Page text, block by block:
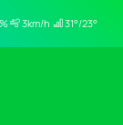
3km/h 31°/23°